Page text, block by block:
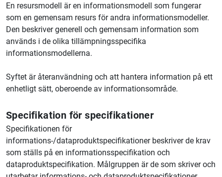
En resursmodell är en informationsmodell som fungerar
som en gemensam resurs för andra informationsmodeller.
Den beskriver generell och gemensam information som
används i de olika tillämpningsspecifika
informationsmodellerna.
Syftet är återanvändning och att hantera information på ett
enhetligt sätt, oberoende av informationsområde.
Specifikation för specifikationer
Specifikationen för
informations-/dataproduktspecifikationer beskriver de krav
som ställs på en informationsspecifikation och
dataproduktspecifikation. Målgruppen är de som skriver och